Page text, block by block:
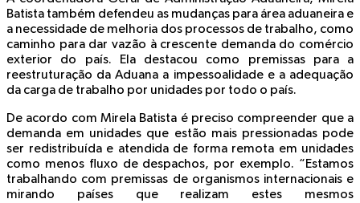
Batista também defendeu as mudanças para área aduaneira e
a necessidade de melhoria dos processos de trabalho, como
caminho para dar vazão à crescente demanda do comércio
exterior do país. Ela destacou como premissas para a
reestruturação da Aduana a impessoalidade e a adequação
da carga de trabalho por unidades por todo o país.
De acordo com Mirela Batista é preciso compreender que a
demanda em unidades que estão mais pressionadas pode
ser redistribuída e atendida de forma remota em unidades
como menos fluxo de despachos, por exemplo. “Estamos
trabalhando com premissas de organismos internacionais e
mirando países que realizam estes mesmos